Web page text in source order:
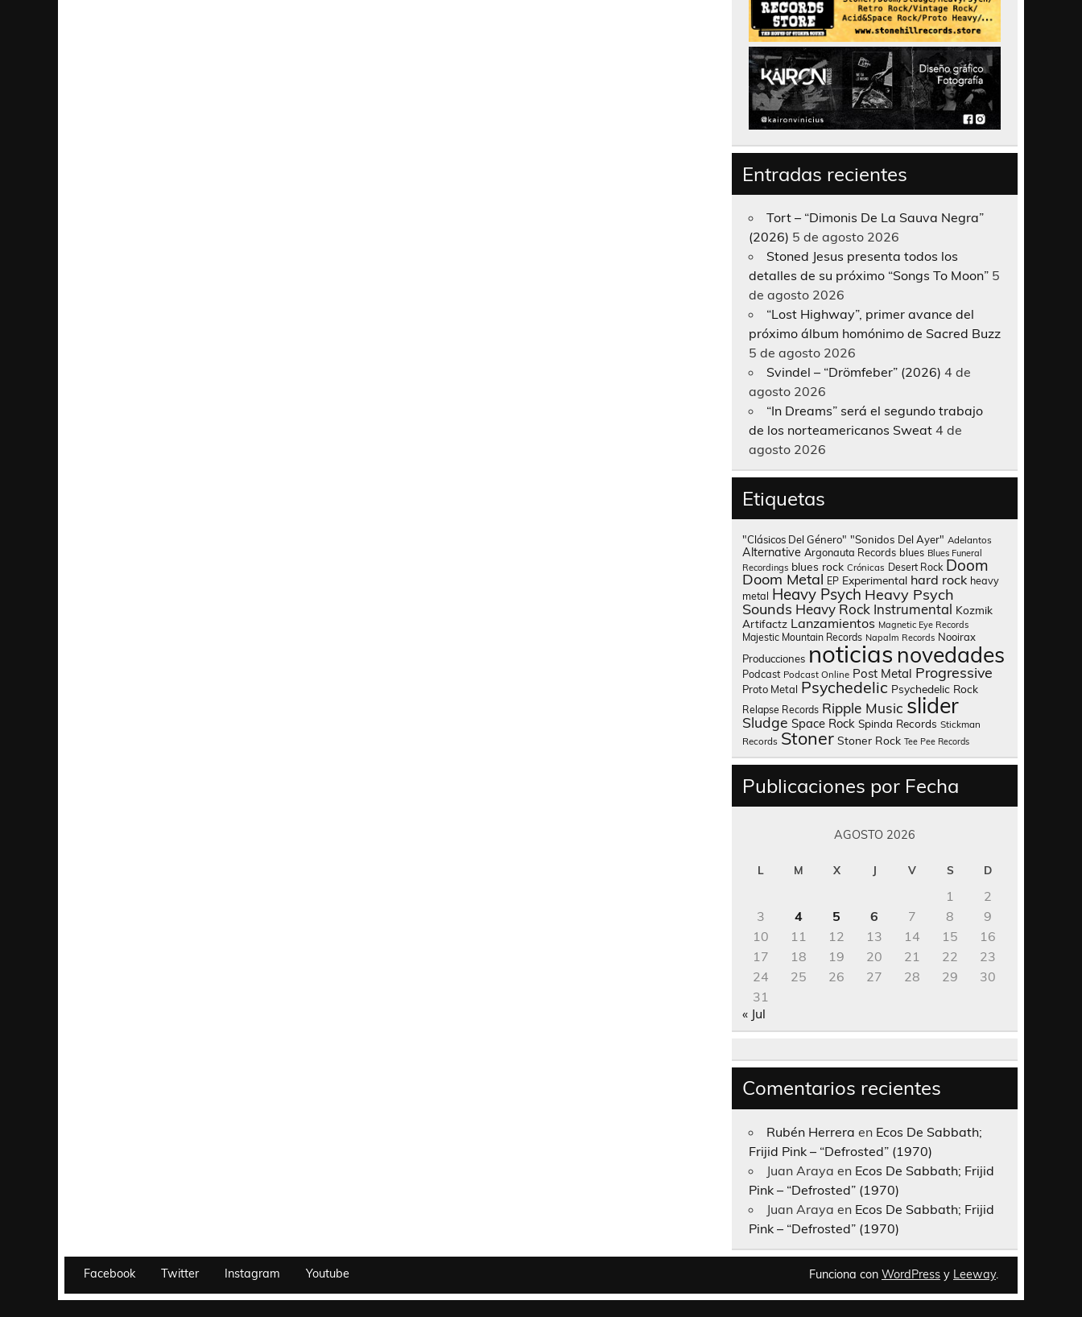
Entradas recientes
Tort – “Dimonis De La Sauva Negra”
(2026) 5 de agosto 2026
Stoned Jesus presenta todos los
detalles de su próximo “Songs To Moon” 5
de agosto 2026
“Lost Highway”, primer avance del
próximo álbum homónimo de Sacred Buzz
5 de agosto 2026
Svindel – “Drömfeber” (2026) 4 de
agosto 2026
“In Dreams” será el segundo trabajo
de los norteamericanos Sweat 4 de
agosto 2026
Etiquetas
"Clásicos Del Género" "Sonidos Del Ayer" Adelantos
Alternative Argonauta Records blues Blues Funeral
Recordings blues rock Crónicas Desert Rock Doom
Doom Metal EP Experimental hard rock heavy
metal Heavy Psych Heavy Psych
Sounds Heavy Rock Instrumental Kozmik
Artifactz Lanzamientos Magnetic Eye Records
Majestic Mountain Records Napalm Records Nooirax
Producciones noticias novedades
Podcast Podcast Online Post Metal Progressive
Proto Metal Psychedelic Psychedelic Rock
Relapse Records Ripple Music slider
Sludge Space Rock Spinda Records Stickman
Records Stoner Stoner Rock Tee Pee Records
Publicaciones por Fecha
AGOSTO 2026
L M X J V S D
1
2
3
4 5 6 7 8
9
10
11 12 13 14 15
16
17
18 19 20 21 22
23
24
25 26 27 28 29
30
31
« Jul
Comentarios recientes
Rubén Herrera en Ecos De Sabbath;
Frijid Pink – “Defrosted” (1970)
Juan Araya en Ecos De Sabbath; Frijid
Pink – “Defrosted” (1970)
Juan Araya en Ecos De Sabbath; Frijid
Pink – “Defrosted” (1970)
Facebook Twitter Instagram Youtube Funciona con WordPress y Leeway.